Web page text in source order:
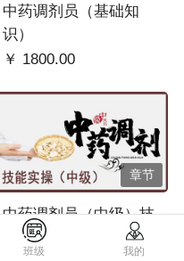
中药调剂员（基础知
识）
￥ 1800.00
章节
中药调剂员（中级）技
能实操
班级 我的